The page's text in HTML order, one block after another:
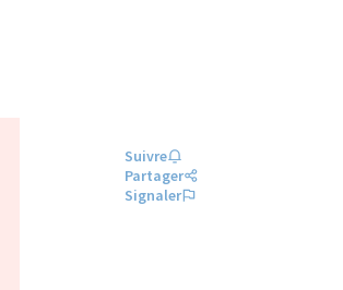
Suivre
Partager
Signaler